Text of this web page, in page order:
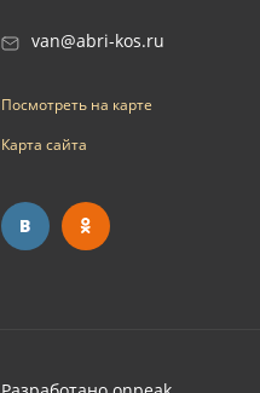
van@abri-kos.ru
Посмотреть на карте
Карта сайта